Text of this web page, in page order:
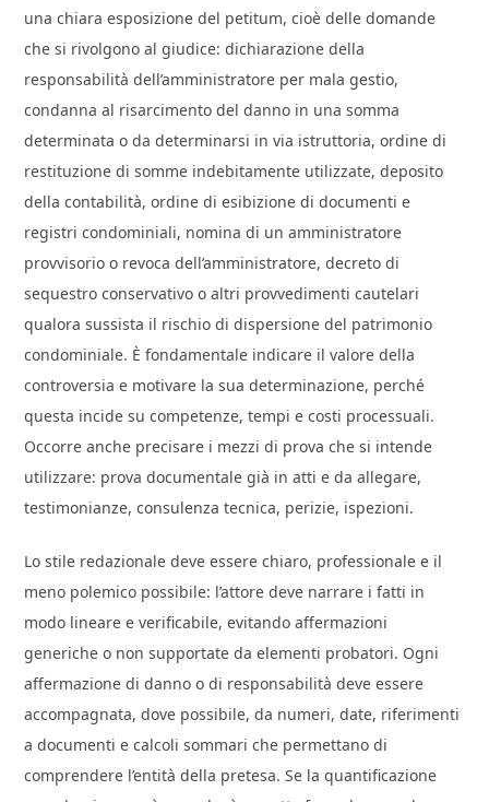
una chiara esposizione del petitum, cioè delle domande
che si rivolgono al giudice: dichiarazione della
responsabilità dell’amministratore per mala gestio,
condanna al risarcimento del danno in una somma
determinata o da determinarsi in via istruttoria, ordine di
restituzione di somme indebitamente utilizzate, deposito
della contabilità, ordine di esibizione di documenti e
registri condominiali, nomina di un amministratore
provvisorio o revoca dell’amministratore, decreto di
sequestro conservativo o altri provvedimenti cautelari
qualora sussista il rischio di dispersione del patrimonio
condominiale. È fondamentale indicare il valore della
controversia e motivare la sua determinazione, perché
questa incide su competenze, tempi e costi processuali.
Occorre anche precisare i mezzi di prova che si intende
utilizzare: prova documentale già in atti e da allegare,
testimonianze, consulenza tecnica, perizie, ispezioni.
Lo stile redazionale deve essere chiaro, professionale e il
meno polemico possibile: l’attore deve narrare i fatti in
modo lineare e verificabile, evitando affermazioni
generiche o non supportate da elementi probatori. Ogni
affermazione di danno o di responsabilità deve essere
accompagnata, dove possibile, da numeri, date, riferimenti
a documenti e calcoli sommari che permettano di
comprendere l’entità della pretesa. Se la quantificazione